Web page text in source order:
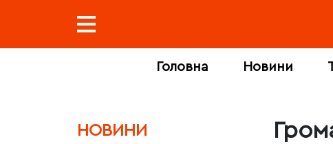
Головна Новини
НОВИНИ